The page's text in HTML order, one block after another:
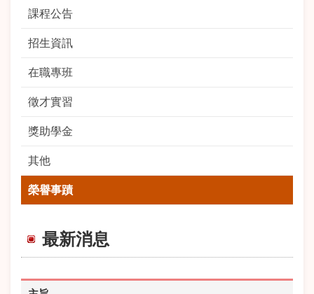
課程公告
招生資訊
在職專班
徵才實習
獎助學金
其他
榮譽事蹟
最新消息